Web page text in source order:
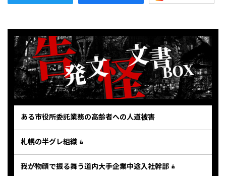
ある市役所委託業務の高齢者への人道被害
札幌の半グレ組織
我が物顔で振る舞う道内大手企業中途入社幹部